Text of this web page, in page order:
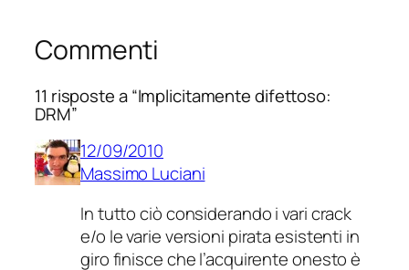
Commenti
11 risposte a “Implicitamente difettoso:
DRM”
12/09/2010
Massimo Luciani
In tutto ciò considerando i vari crack
e/o le varie versioni pirata esistenti in
giro finisce che l’acquirente onesto è